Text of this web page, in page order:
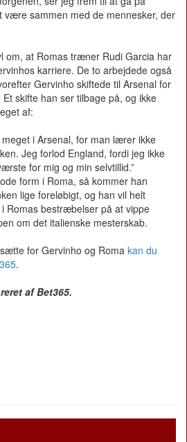
være sammen med de mennesker, der
om, at Romas træner Rudi Garcia har
karriere. De to arbejdede også
Gervinho skiftede til Arsenal for
skifte han ser tilbage på, og ikke
af:
i Arsenal, for man lærer ikke
Jeg forlod England, fordi jeg ikke
for mig og min selvtillid.”
form i Roma, så kommer han
lige foreløbigt, og han vil helt
Romas bestræbelser på at vippe
om det italienske mesterskab.
for Gervinho og Roma kan du
.
af Bet365.